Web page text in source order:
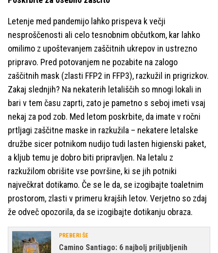
Letenje med pandemijo lahko prispeva k večji
nesproščenosti ali celo tesnobnim občutkom, kar lahko
omilimo z upoštevanjem zaščitnih ukrepov in ustrezno
pripravo. Pred potovanjem ne pozabite na zalogo
zaščitnih mask (zlasti FFP2 in FFP3), razkužil in prigrizkov.
Zakaj slednjih? Na nekaterih letališčih so mnogi lokali in
bari v tem času zaprti, zato je pametno s seboj imeti vsaj
nekaj za pod zob. Med letom poskrbite, da imate v ročni
prtljagi zaščitne maske in razkužila – nekatere letalske
družbe sicer potnikom nudijo tudi lasten higienski paket,
a kljub temu je dobro biti pripravljen. Na letalu z
razkužilom obrišite vse površine, ki se jih potniki
največkrat dotikamo. Če se le da, se izogibajte toaletnim
prostorom, zlasti v primeru krajših letov. Verjetno so zdaj
že odveč opozorila, da se izogibajte dotikanju obraza.
PREBERI ŠE
Camino Santiago: 6 najbolj priljubljenih